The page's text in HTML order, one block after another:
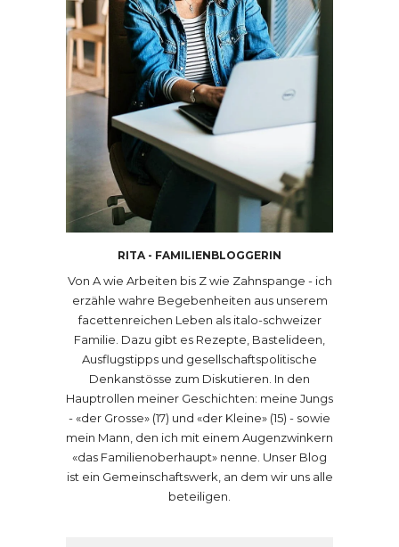
RITA - FAMILIENBLOGGERIN
Von A wie Arbeiten bis Z wie Zahnspange - ich
erzähle wahre Begebenheiten aus unserem
facettenreichen Leben als italo-schweizer
Familie. Dazu gibt es Rezepte, Bastelideen,
Ausflugstipps und gesellschaftspolitische
Denkanstösse zum Diskutieren. In den
Hauptrollen meiner Geschichten: meine Jungs
- «der Grosse» (17) und «der Kleine» (15) - sowie
mein Mann, den ich mit einem Augenzwinkern
«das Familienoberhaupt» nenne. Unser Blog
ist ein Gemeinschaftswerk, an dem wir uns alle
beteiligen.